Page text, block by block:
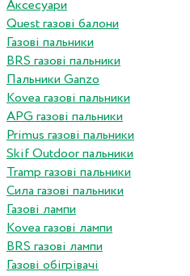
Аксесуари
Quest газові балони
Газові пальники
BRS газові пальники
Пальники Ganzo
Kovea газові пальники
APG газові пальники
Primus газові пальники
Skif Outdoor пальники
Tramp газові пальники
Сила газові пальники
Газові лампи
Kovea газові лампи
BRS газові лампи
Газові обігрівачі